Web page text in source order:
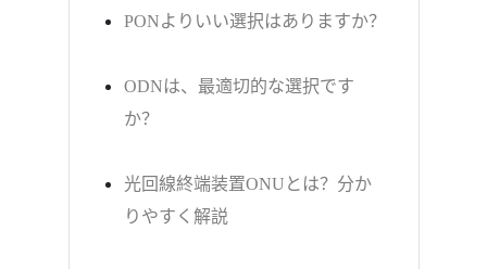
PONよりいい選択はありますか？
ODNは、最適切的な選択です
か？
光回線終端装置ONUとは？分か
りやすく解説